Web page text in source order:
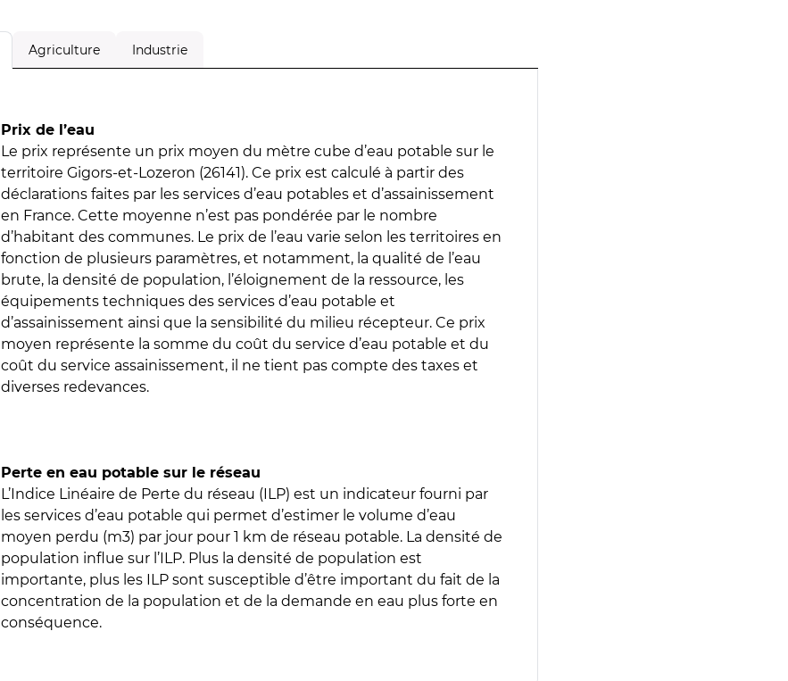
Agriculture Industrie
Prix de l’eau
Le prix représente un prix moyen du mètre cube d’eau potable sur le
territoire Gigors-et-Lozeron (26141). Ce prix est calculé à partir des
déclarations faites par les services d’eau potables et d’assainissement
en France. Cette moyenne n’est pas pondérée par le nombre
d’habitant des communes. Le prix de l’eau varie selon les territoires en
fonction de plusieurs paramètres, et notamment, la qualité de l’eau
brute, la densité de population, l’éloignement de la ressource, les
équipements techniques des services d’eau potable et
d’assainissement ainsi que la sensibilité du milieu récepteur. Ce prix
moyen représente la somme du coût du service d’eau potable et du
coût du service assainissement, il ne tient pas compte des taxes et
diverses redevances.
Perte en eau potable sur le réseau
L’Indice Linéaire de Perte du réseau (ILP) est un indicateur fourni par
les services d’eau potable qui permet d’estimer le volume d’eau
moyen perdu (m3) par jour pour 1 km de réseau potable. La densité de
population influe sur l’ILP. Plus la densité de population est
importante, plus les ILP sont susceptible d’être important du fait de la
concentration de la population et de la demande en eau plus forte en
conséquence.